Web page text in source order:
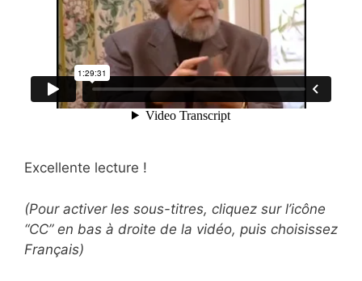
Excellente lecture !
(Pour activer les sous-titres, cliquez sur l’icône
“CC” en bas à droite de la vidéo, puis choisissez
Français)